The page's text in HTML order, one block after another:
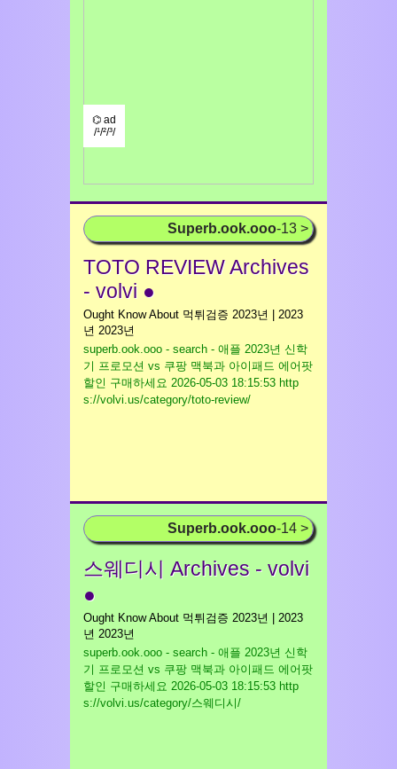
⌬ ad
/¹/²/³/
Superb.ook.ooo-13 >
TOTO REVIEW Archives
- volvi ●
Ought Know About 먹튀검증 2023년 | 2023
년 2023년
superb.ook.ooo - search - 애플 2023년 신학
기 프로모션 vs 쿠팡 맥북과 아이패드 에어팟
할인 구매하세요 2026-05-03 18:15:53 http
s://volvi.us/category/toto-review/
Superb.ook.ooo-14 >
스웨디시 Archives - volvi
●
Ought Know About 먹튀검증 2023년 | 2023
년 2023년
superb.ook.ooo - search - 애플 2023년 신학
기 프로모션 vs 쿠팡 맥북과 아이패드 에어팟
할인 구매하세요 2026-05-03 18:15:53 http
s://volvi.us/category/스웨디시/